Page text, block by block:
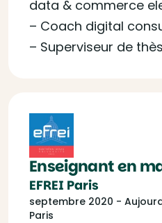
data & commerce
– Coach digital
– Superviseur de
Enseignant en
EFREI Paris
septembre 2020 -
Paris